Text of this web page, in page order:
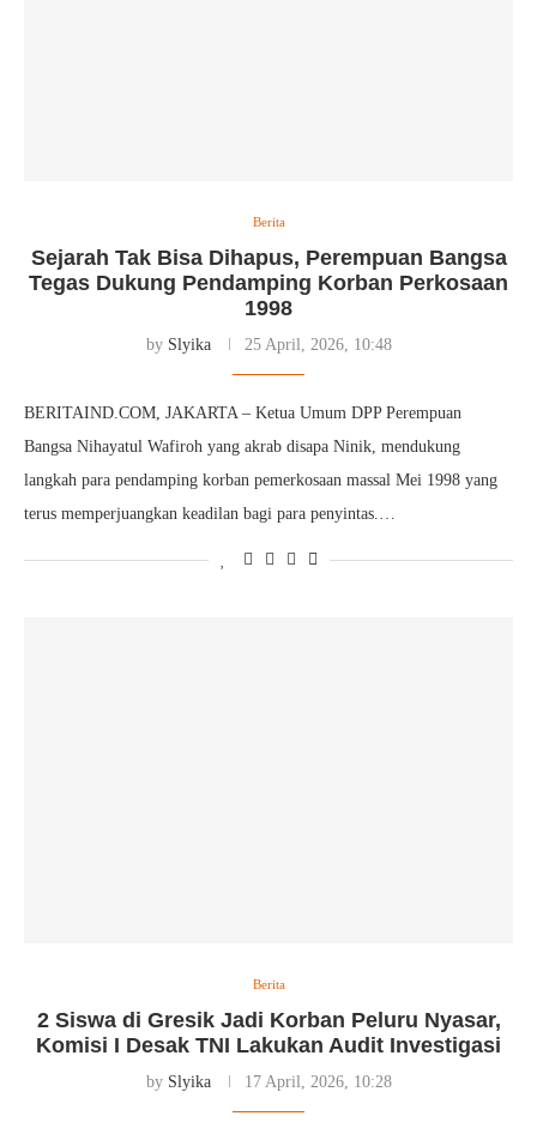
Berita
Sejarah Tak Bisa Dihapus, Perempuan Bangsa
Tegas Dukung Pendamping Korban Perkosaan
1998
by Slyika 25 April, 2026, 10:48
BERITAIND.COM, JAKARTA – Ketua Umum DPP Perempuan
Bangsa Nihayatul Wafiroh yang akrab disapa Ninik, mendukung
langkah para pendamping korban pemerkosaan massal Mei 1998 yang
terus memperjuangkan keadilan bagi para penyintas.…
Berita
2 Siswa di Gresik Jadi Korban Peluru Nyasar,
Komisi I Desak TNI Lakukan Audit Investigasi
by Slyika 17 April, 2026, 10:28